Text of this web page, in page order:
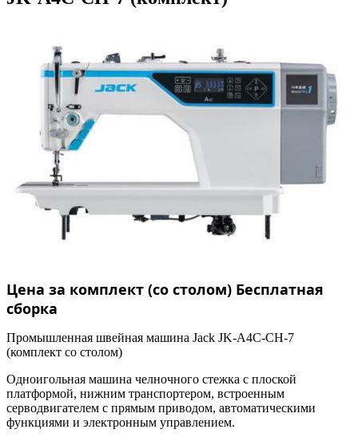
Цена за комплект (со столом) Бесплатная
сборка
Промышленная швейная машина Jack JK-A4C-CH-7
(комплект со столом)
Одноигольная машина челночного стежка с плоской
платформой, нижним транспортером, встроенным
серводвигателем с прямым приводом, автоматическими
функциями и электронным управлением.